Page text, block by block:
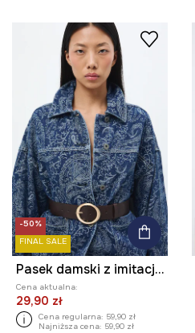
-50%
FINAL SALE
Pasek damski z imitacji skóry
Cena aktualna:
29,90 zł
Cena regularna: 59,90 zł
Najniższa cena: 59,90 zł